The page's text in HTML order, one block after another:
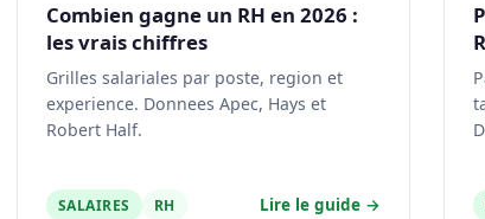
Combien gagne un RH en 2026 :
les vrais chiffres
Grilles salariales par poste, region et
experience. Donnees Apec, Hays et
Robert Half.
SALAIRES RH Lire le guide →